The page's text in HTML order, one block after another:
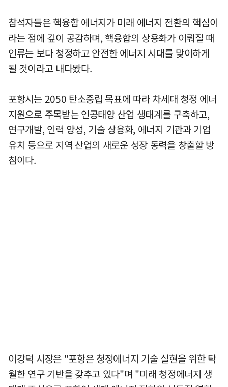
참석자들은 핵융합 에너지가 미래 에너지 전환의 핵심이
라는 점에 깊이 공감하며, 핵융합의 상용화가 이뤄질 때
인류는 보다 청정하고 안전한 에너지 시대를 맞이하게
될 것이라고 내다봤다.
포항시는 2050 탄소중립 목표에 따라 차세대 청정 에너
지원으로 주목받는 인공태양 산업 생태계를 구축하고,
연구개발, 인력 양성, 기술 상용화, 에너지 기관과 기업
유치 등으로 지역 산업의 새로운 성장 동력을 창출할 방
침이다.
이강덕 시장은 "포항은 청정에너지 기술 실현을 위한 탁
월한 연구 기반을 갖추고 있다"며 "미래 청정에너지 생